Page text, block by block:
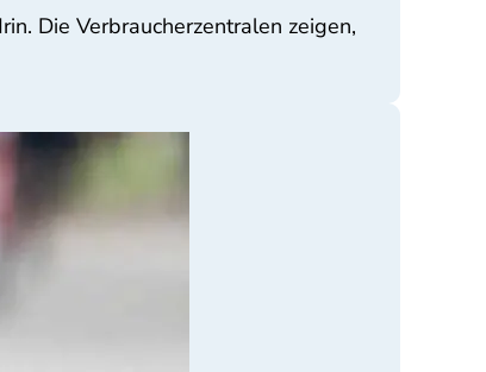
Die Verbraucherzentralen zeigen,